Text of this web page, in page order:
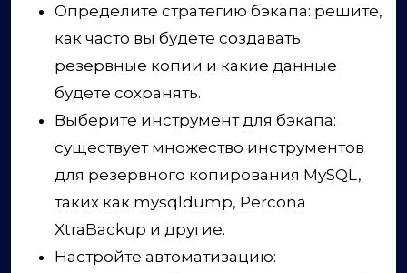
Определите стратегию бэкапа: решите,
как часто вы будете создавать
резервные копии и какие данные
будете сохранять.
Выберите инструмент для бэкапа:
существует множество инструментов
для резервного копирования MySQL,
таких как mysqldump, Percona
XtraBackup и другие.
Настройте автоматизацию: